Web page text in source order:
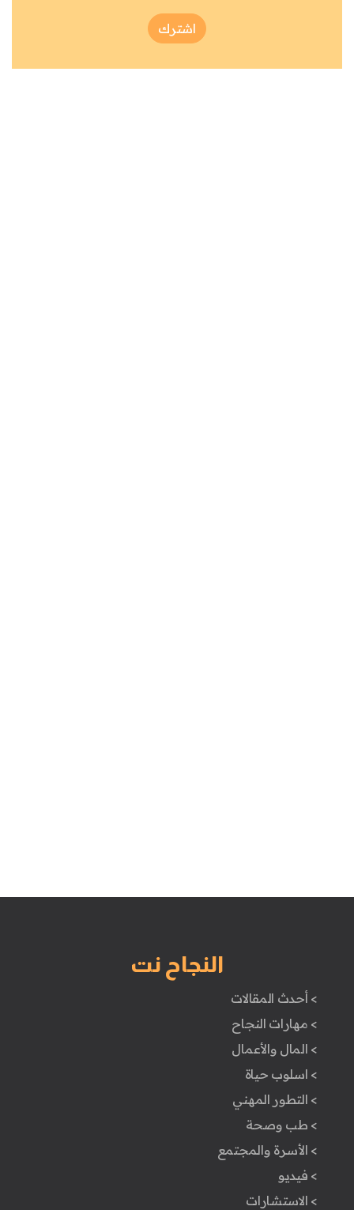
اشترك
النجاح نت
> أحدث المقالات
> مهارات النجاح
> المال والأعمال
> اسلوب حياة
> التطور المهني
> طب وصحة
> الأسرة والمجتمع
> فيديو
> الاستشارات